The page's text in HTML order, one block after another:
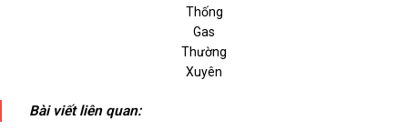
Thống
Gas
Thường
Xuyên
Bài viết liên quan: